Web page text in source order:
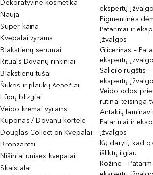
Dekoratyvinė kosmetika
Nauja
Super kaina
Kvepalai vyrams
Blakstienų serumai
Rituals Dovanų rinkiniai
Blakstienų tušai
Šukos ir plaukų šepečiai
Lūpų blizgiai
Veido kremai vyrams
Kuponas / Dovanų kortelė
Douglas Collection Kvepalai
Bronzantai
Nišiniai unisex kvepalai
Skaistalai
ekspertų
Pigmentinės
Patarimai ir
įžvalgos
Glicerinas –
ekspertų
Salicilo rūgštis –
ekspertų
Veido odos
rutina: teisinga
Antakių
Patarimai ir
įžvalgos
Ką daryti, kad
išliktų ilgiau
Rožinė –